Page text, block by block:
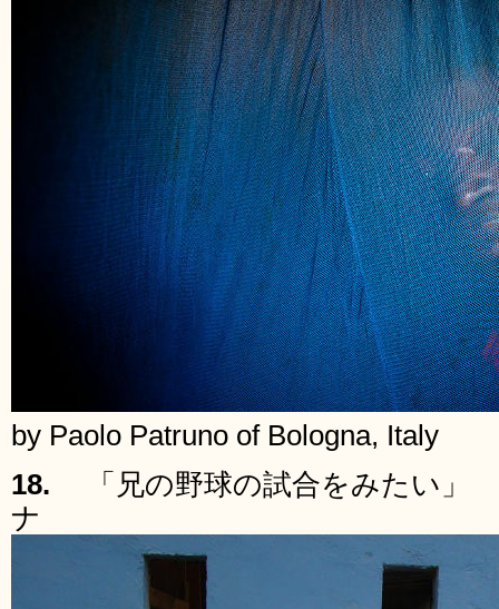
by Paolo Patruno of Bologna, Italy
18.
「兄の野球の試合をみたい」
ナ